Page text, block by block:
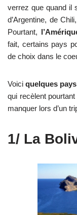
verrez que quand il
d’Argentine, de
Pourtant,
fait, certains pays
de choix dans le
Voici quelques
qui recèlent
manquer lors d’un
1/ La